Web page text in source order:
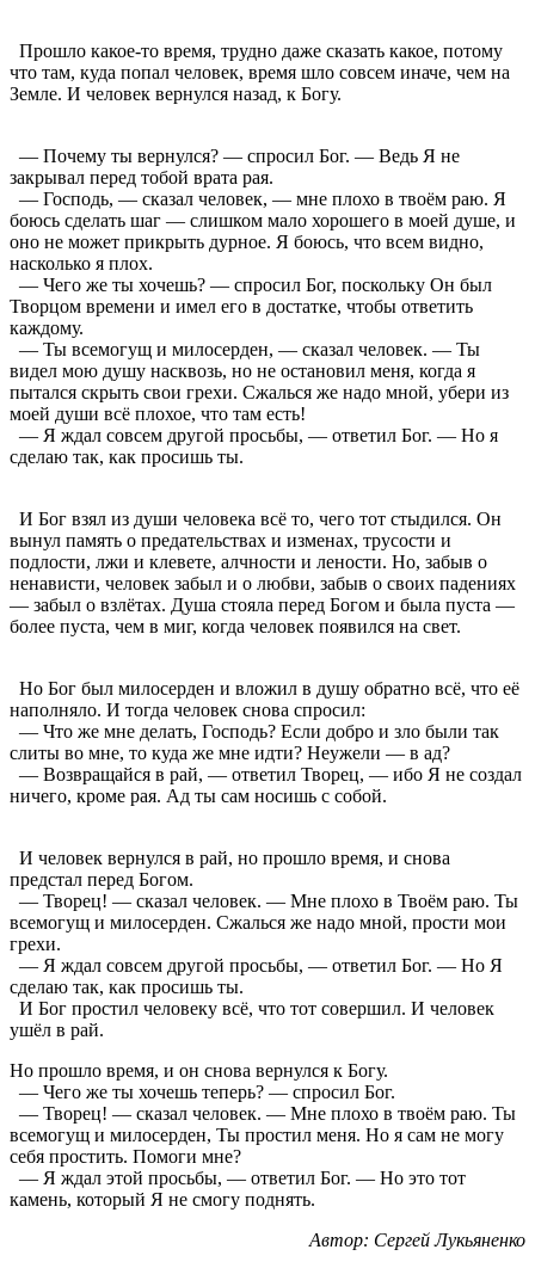
Прошло какое-то время, трудно даже сказать какое, потому
что там, куда попал человек, время шло совсем иначе, чем на
Земле. И человек вернулся назад, к Богу.
— Почему ты вернулся? — спросил Бог. — Ведь Я не
закрывал перед тобой врата рая.
— Господь, — сказал человек, — мне плохо в твоём раю. Я
боюсь сделать шаг — слишком мало хорошего в моей душе, и
оно не может прикрыть дурное. Я боюсь, что всем видно,
насколько я плох.
— Чего же ты хочешь? — спросил Бог, поскольку Он был
Творцом времени и имел его в достатке, чтобы ответить
каждому.
— Ты всемогущ и милосерден, — сказал человек. — Ты
видел мою душу насквозь, но не остановил меня, когда я
пытался скрыть свои грехи. Сжалься же надо мной, убери из
моей души всё плохое, что там есть!
— Я ждал совсем другой просьбы, — ответил Бог. — Но я
сделаю так, как просишь ты.
И Бог взял из души человека всё то, чего тот стыдился. Он
вынул память о предательствах и изменах, трусости и
подлости, лжи и клевете, алчности и лености. Но, забыв о
ненависти, человек забыл и о любви, забыв о своих падениях
— забыл о взлётах. Душа стояла перед Богом и была пуста —
более пуста, чем в миг, когда человек появился на свет.
Но Бог был милосерден и вложил в душу обратно всё, что её
наполняло. И тогда человек снова спросил:
— Что же мне делать, Господь? Если добро и зло были так
слиты во мне, то куда же мне идти? Неужели — в ад?
— Возвращайся в рай, — ответил Творец, — ибо Я не создал
ничего, кроме рая. Ад ты сам носишь с собой.
И человек вернулся в рай, но прошло время, и снова
предстал перед Богом.
— Творец! — сказал человек. — Мне плохо в Твоём раю. Ты
всемогущ и милосерден. Сжалься же надо мной, прости мои
грехи.
— Я ждал совсем другой просьбы, — ответил Бог. — Но Я
сделаю так, как просишь ты.
И Бог простил человеку всё, что тот совершил. И человек
ушёл в рай.
Но прошло время, и он снова вернулся к Богу.
— Чего же ты хочешь теперь? — спросил Бог.
— Творец! — сказал человек. — Мне плохо в твоём раю. Ты
всемогущ и милосерден, Ты простил меня. Но я сам не могу
себя простить. Помоги мне?
— Я ждал этой просьбы, — ответил Бог. — Но это тот
камень, который Я не смогу поднять.
Автор: Сергей Лукьяненко